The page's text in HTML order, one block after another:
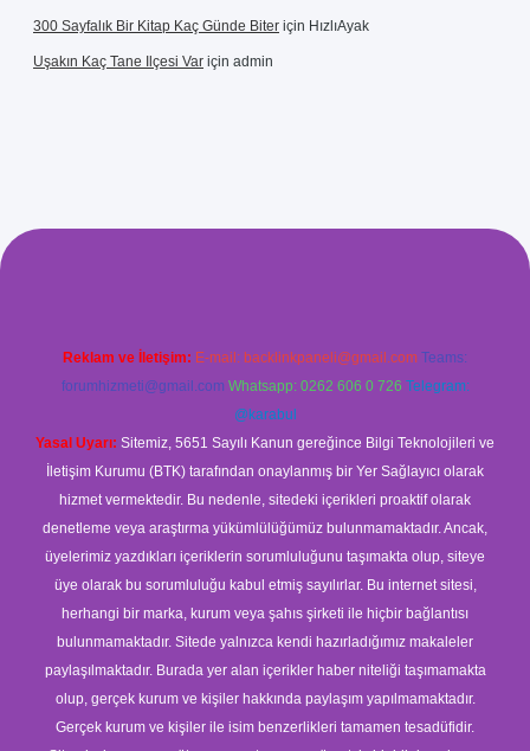
300 Sayfalık Bir Kitap Kaç Günde Biter için HızlıAyak
Uşakın Kaç Tane Ilçesi Var için admin
Reklam ve İletişim: E-mail: backlinkpaneli@gmail.com Teams:
forumhizmeti@gmail.com Whatsapp: 0262 606 0 726 Telegram:
@karabul
Yasal Uyarı: Sitemiz, 5651 Sayılı Kanun gereğince Bilgi Teknolojileri ve
İletişim Kurumu (BTK) tarafından onaylanmış bir Yer Sağlayıcı olarak
hizmet vermektedir. Bu nedenle, sitedeki içerikleri proaktif olarak
denetleme veya araştırma yükümlülüğümüz bulunmamaktadır. Ancak,
üyelerimiz yazdıkları içeriklerin sorumluluğunu taşımakta olup, siteye
üye olarak bu sorumluluğu kabul etmiş sayılırlar. Bu internet sitesi,
herhangi bir marka, kurum veya şahıs şirketi ile hiçbir bağlantısı
bulunmamaktadır. Sitede yalnızca kendi hazırladığımız makaleler
paylaşılmaktadır. Burada yer alan içerikler haber niteliği taşımamakta
olup, gerçek kurum ve kişiler hakkında paylaşım yapılmamaktadır.
Gerçek kurum ve kişiler ile isim benzerlikleri tamamen tesadüfidir.